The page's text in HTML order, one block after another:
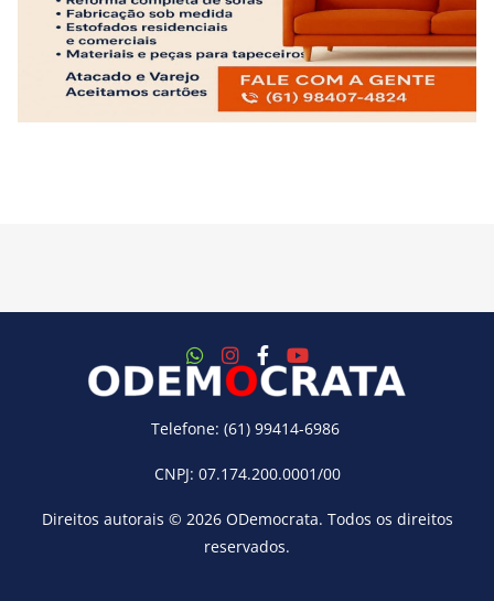
Telefone: (61) 99414-6986
CNPJ: 07.174.200.0001/00
Direitos autorais © 2026 ODemocrata. Todos os direitos
reservados.